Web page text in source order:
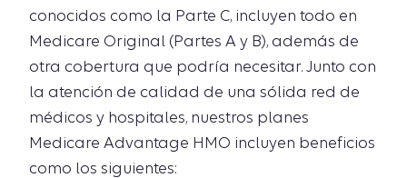
conocidos como la Parte C, incluyen todo en
Medicare Original (Partes A y B), además de
otra cobertura que podría necesitar. Junto con
la atención de calidad de una sólida red de
médicos y hospitales, nuestros planes
Medicare Advantage HMO incluyen beneficios
como los siguientes: